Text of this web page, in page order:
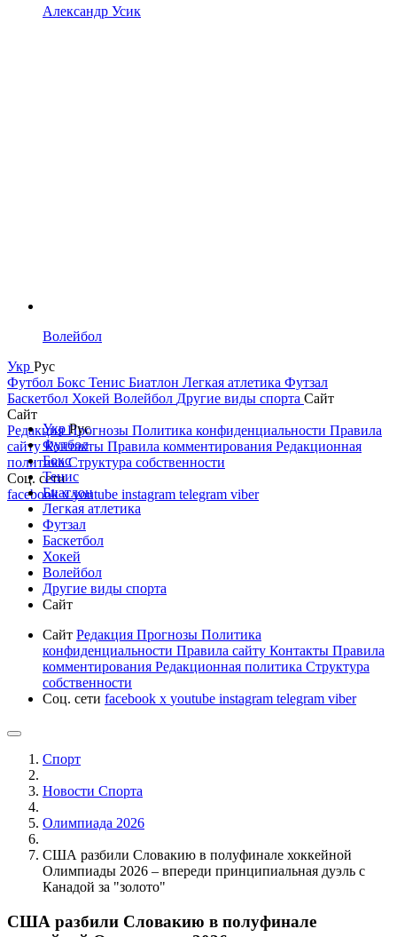
Александр Усик
Волейбол
Укр Рус
Футбол Бокс Тенис Биатлон Легкая атлетика Футзал
Баскетбол Хокей Волейбол Другие виды спорта Сайт
Сайт
РедакцияПрогнозы Политика конфиденциальности Правила
сайтуКонтакты Правила комментирования Редакционная
политикаСтруктура собственности
Соц. сети
facebookxyoutube instagram telegram viber
УкрРус
Футбол
Бокс
Тенис
Биатлон
Легкая атлетика
Футзал
Баскетбол
Хокей
Волейбол
Другие виды спорта
Сайт
Сайт Редакция Прогнозы Политика
конфиденциальности Правила сайту Контакты Правила
комментирования Редакционная политика Структура
собственности
Соц. сети facebook x youtube instagram telegram viber
Спорт
Новости Cпорта
Олимпиада 2026
США разбили Словакию в полуфинале хоккейной
Олимпиады 2026 – впереди принципиальная дуэль с
Канадой за "золото"
США разбили Словакию в полуфинале